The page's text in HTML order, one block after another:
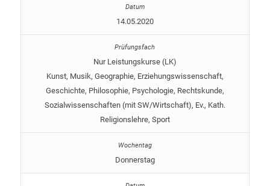
14.05.2020
Nur Leistungskurse (LK)
Kunst, Musik, Geographie, Erziehungswissenschaft,
Geschichte, Philosophie, Psychologie, Rechtskunde,
Sozialwissenschaften (mit SW/Wirtschaft), Ev., Kath.
Religionslehre, Sport
Donnerstag